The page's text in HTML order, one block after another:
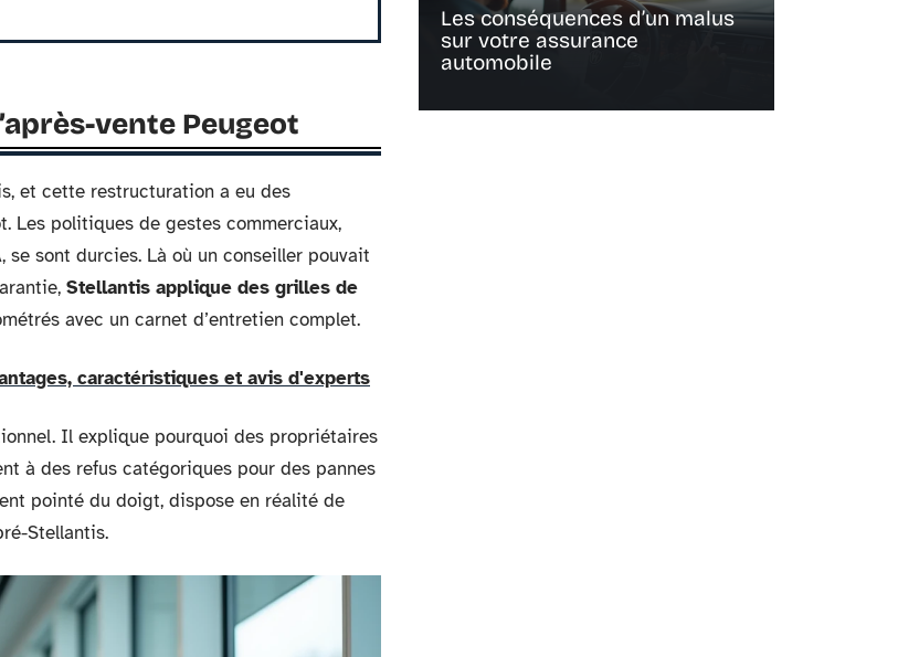
vente Peugeot
et cette restructuration a eu des
Les politiques de gestes commerciaux,
sont durcies. Là où un conseiller pouvait
Stellantis applique des grilles de
avec un carnet d’entretien complet.
caractéristiques et avis d'experts
Il explique pourquoi des propriétaires
à des refus catégoriques pour des pannes
pointé du doigt, dispose en réalité de
Stellantis.
Les conséquences d’un malus
sur votre assurance
automobile